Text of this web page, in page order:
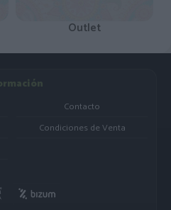
Outlet
Contacto
Condiciones de Venta